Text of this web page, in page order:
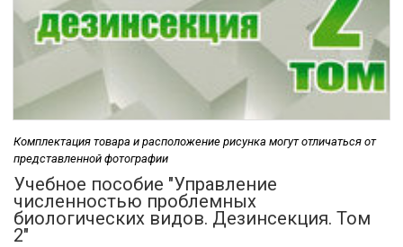
Комплектация товара и расположение рисунка могут отличаться от
представленной фотографии
Учебное пособие "Управление
численностью проблемных
биологических видов. Дезинсекция. Том
2"